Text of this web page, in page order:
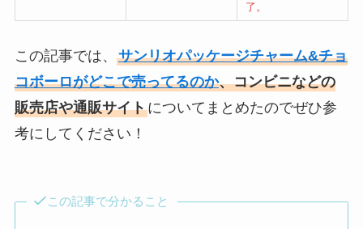
了。
この記事では、 サンリオパッケージチャーム&チョ
コボーロがどこで売ってるのか、コンビニなどの
販売店や通販サイトについてまとめたのでぜひ参
考にしてください！
この記事で分かること